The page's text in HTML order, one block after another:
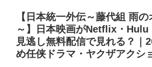
【日本統一外伝～藤代組 雨
～】日本映画がNetflix・
見逃し無料配信で見れる？｜
め任侠ドラマ・ヤクザアクシ